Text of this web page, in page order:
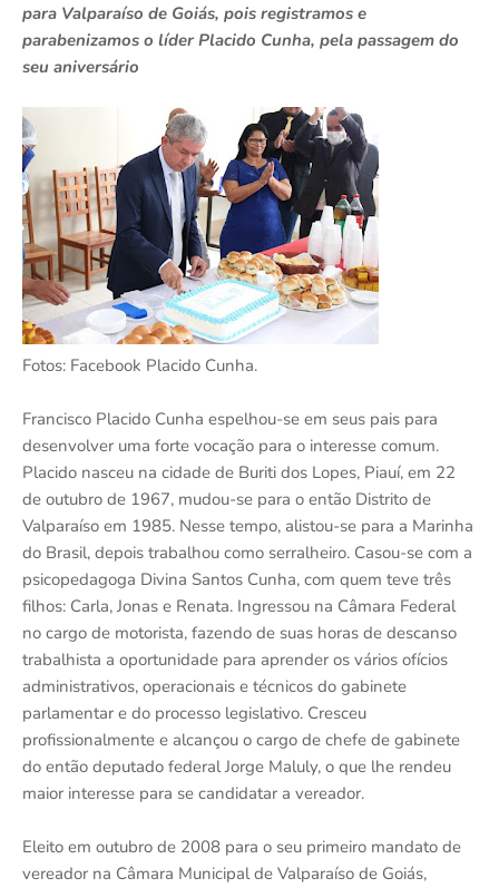
para Valparaíso de Goiás, pois registramos e
parabenizamos o líder Placido Cunha, pela passagem do
seu aniversário
Fotos: Facebook Placido Cunha.
Francisco Placido Cunha espelhou-se em seus pais para
desenvolver uma forte vocação para o interesse comum.
Placido nasceu na cidade de Buriti dos Lopes, Piauí, em 22
de outubro de 1967, mudou-se para o então Distrito de
Valparaíso em 1985. Nesse tempo, alistou-se para a Marinha
do Brasil, depois trabalhou como serralheiro. Casou-se com a
psicopedagoga Divina Santos Cunha, com quem teve três
filhos: Carla, Jonas e Renata. Ingressou na Câmara Federal
no cargo de motorista, fazendo de suas horas de descanso
trabalhista a oportunidade para aprender os vários ofícios
administrativos, operacionais e técnicos do gabinete
parlamentar e do processo legislativo. Cresceu
profissionalmente e alcançou o cargo de chefe de gabinete
do então deputado federal Jorge Maluly, o que lhe rendeu
maior interesse para se candidatar a vereador.
Eleito em outubro de 2008 para o seu primeiro mandato de
vereador na Câmara Municipal de Valparaíso de Goiás,